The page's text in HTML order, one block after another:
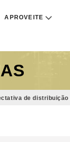
APROVEITE
de